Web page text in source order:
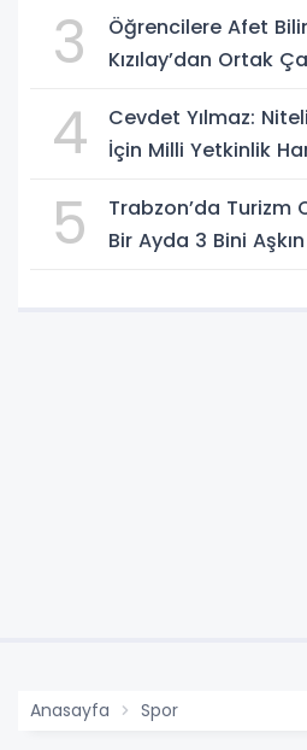
3
Öğrencilere Afet
Kızılay’dan Ortak
4
Cevdet Yılmaz:
İçin Milli Yetkinlik
5
Trabzon’da Turizm
Bir Ayda 3 Bini
Anasayfa Spor